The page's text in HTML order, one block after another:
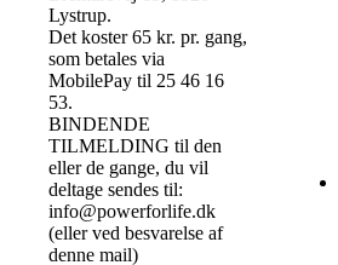
Lystrup.
Det koster 65 kr. pr. gang,
som betales via
MobilePay til 25 46 16
53.
BINDENDE
TILMELDING til den
eller de gange, du vil
deltage sendes til:
info@powerforlife.dk
(eller ved besvarelse af
denne mail)